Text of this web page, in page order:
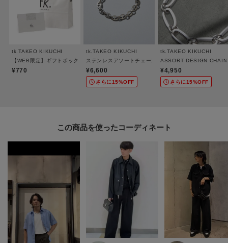
完売しているカラーの再入荷通知や、ラスト1点、セールの通知をお知らせい
新商品や再入荷など、いち早くブランドの情報を受け取ることができます。
tk.TAKEO KIKUCHI
【WEB限定】ギフトボックス
¥770
tk.TAKEO KIKUCHI
ステンレスアソートチェーンブレスレット
¥6,600
さらに15%OFF
tk.TAKEO KIKUCHI
ASSORT DESIGN CHAIN
¥4,950
さらに15%OFF
この商品を使った